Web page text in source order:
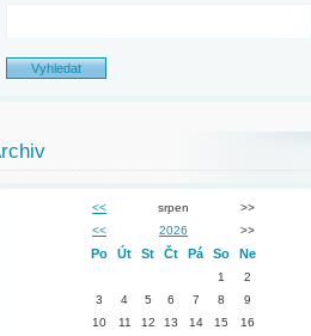
<< srpen
>>
<<
2026 >>
Po Út St Čt Pá So Ne
1
2
3
4 5 6 7 8
9
10
11 12 13 14 15
16